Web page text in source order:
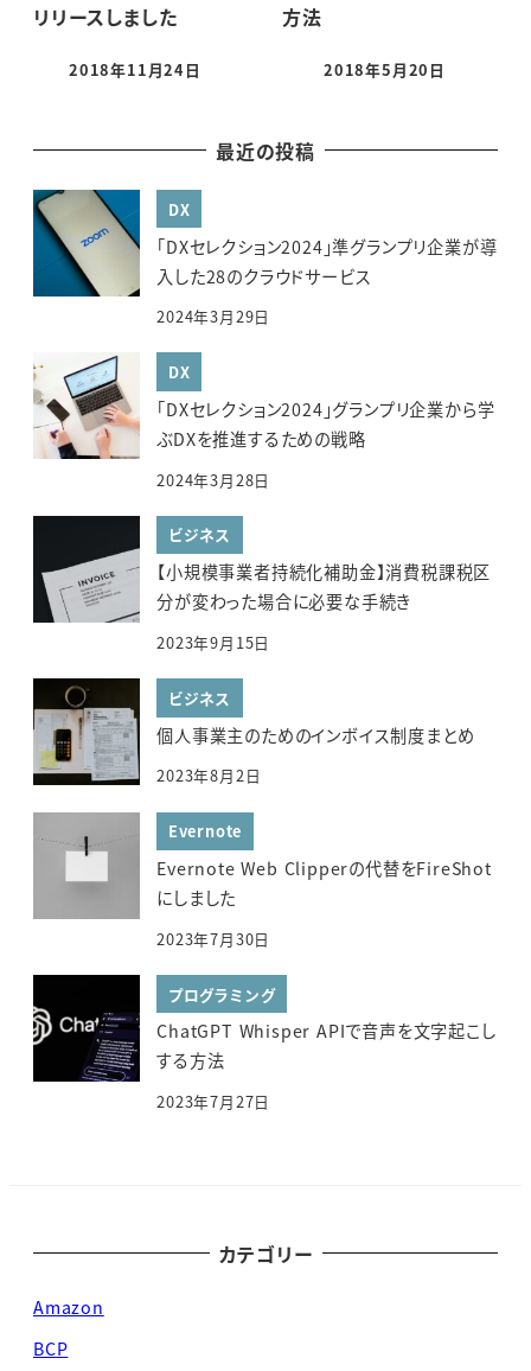
リリースしました
投稿日
2018年11月24日
方法
投稿日
2018年5月20日
最近の投稿
DX
「DXセレクション2024」準グランプリ企業が導
入した28のクラウドサービス
2024年3月29日
DX
「DXセレクション2024」グランプリ企業から学
ぶDXを推進するための戦略
2024年3月28日
ビジネス
【小規模事業者持続化補助金】消費税課税区
分が変わった場合に必要な手続き
2023年9月15日
ビジネス
個人事業主のためのインボイス制度まとめ
2023年8月2日
Evernote
Evernote Web Clipperの代替をFireShot
にしました
2023年7月30日
プログラミング
ChatGPT Whisper APIで音声を文字起こし
する方法
2023年7月27日
カテゴリー
Amazon
BCP